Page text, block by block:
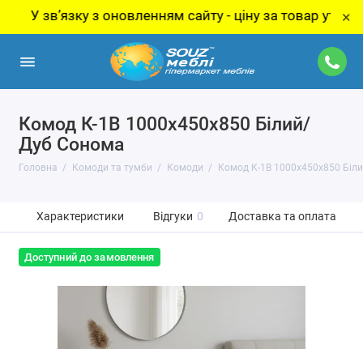
з оновленням сайту - ціну за товар уточнюйте
×
Комод К-1В 1000x450x850 Білий/
Дуб Сонома
Головна Комоди та тумби Комоди Комод К-1В 1000x450x850
Характеристики Відгуки 0 Доставка та оплата
Доступний до замовлення